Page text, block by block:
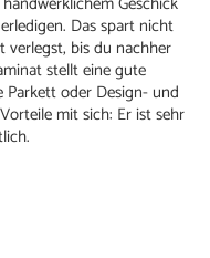
Das spart nicht
verlegst, bis du nachher
stellt eine gute
oder Design- und
mit sich: Er ist sehr